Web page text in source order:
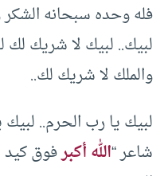
فله وحده سبحانه الشكر
لبيك.. لبيك لا شريك لك
والملك لا شريك لك..
لبيك يا رب الحرم..
شاعر “الله أكبرفوق كيد